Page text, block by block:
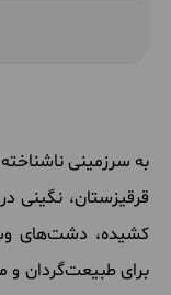
به سرزمینی
قرقیزستان، نگینی
کشیده، دشت‌های
برای طبیعت‌گردان و